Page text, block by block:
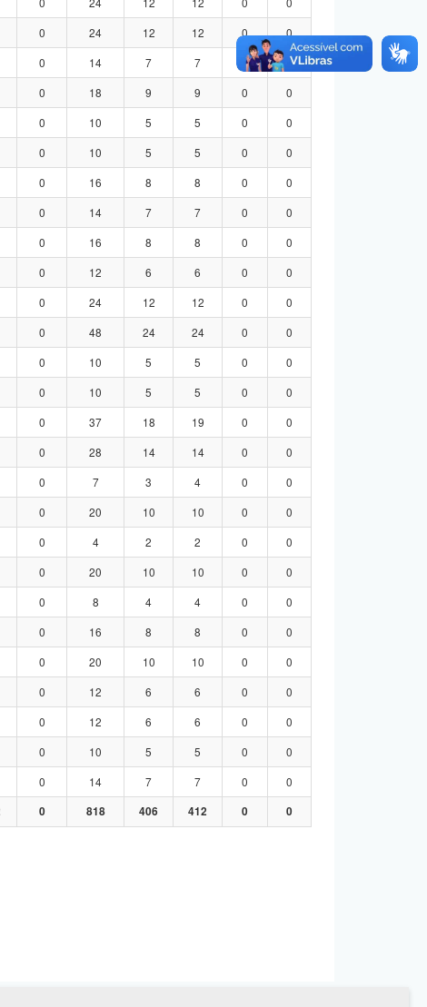
0 24 12 12 0
0
0 14 7 7 0
0
0 18 9 9 0
0
0 10 5 5 0
0
0 10 5 5 0
0
0 16 8 8 0
0
0 14 7 7 0
0
0 16 8 8 0
0
0 12 6 6 0
0
0 24 12 12 0
0
0 48 24 24 0
0
0 10 5 5 0
0
0 10 5 5 0
0
0 37 18 19 0
0
0 28 14 14 0
0
0 7 3 4 0
0
0 20 10 10 0
0
0 4 2 2 0
0
0 20 10 10 0
0
0 8 4 4 0
0
0 16 8 8 0
0
0 20 10 10 0
0
0 12 6 6 0
0
0 12 6 6 0
0
0 10 5 5 0
0
0 14 7 7 0
0
0 818 406 412 0 0